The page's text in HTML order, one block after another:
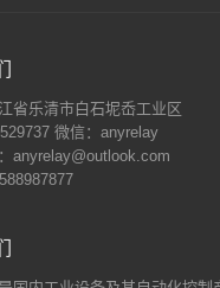
省乐清市白石坭岙工业区
微信：anyrelay
anyrelay@outlook.com